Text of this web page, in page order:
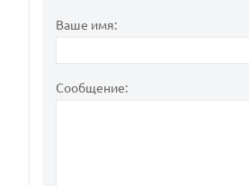
Ваше имя:
Сообщение: